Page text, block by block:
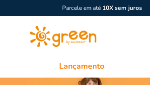
Parcele em até 10X sem juros
Lançamento